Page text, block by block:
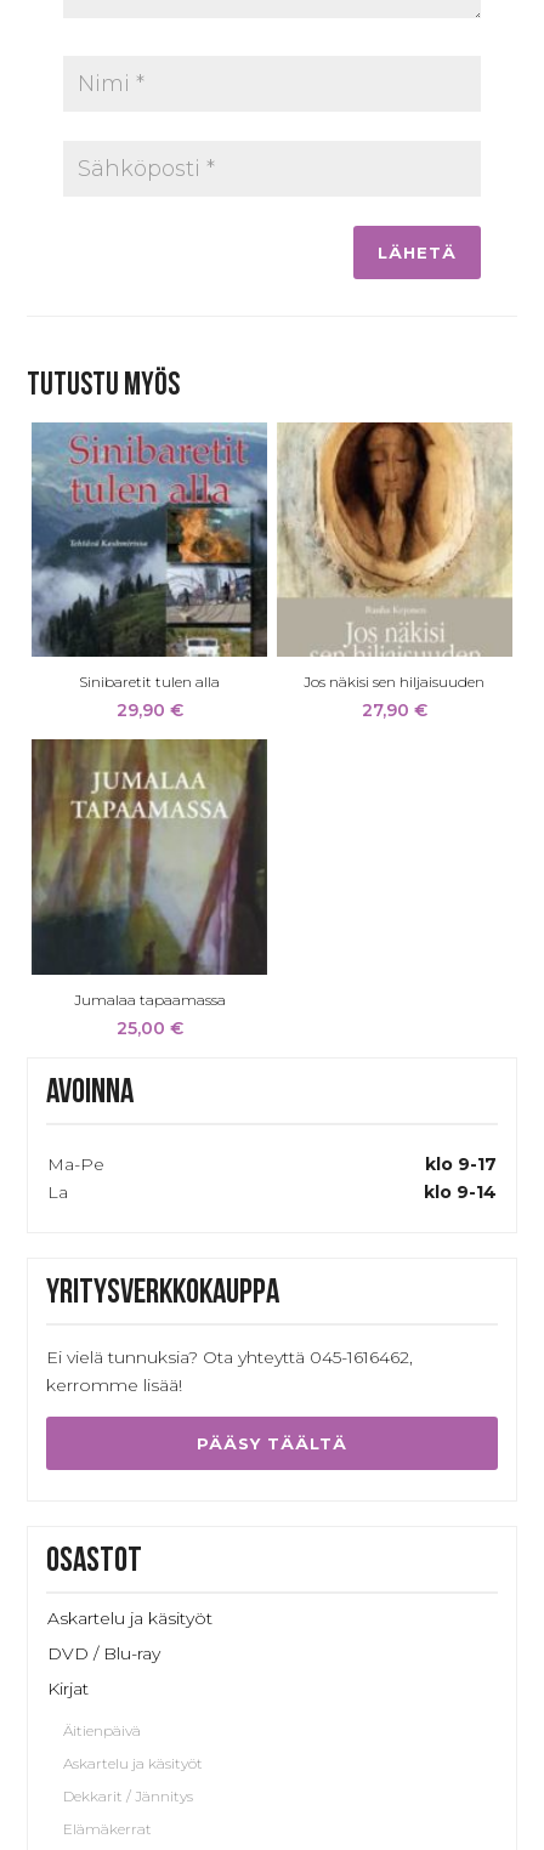
Tutustu myös
Sinibaretit tulen alla
29,90 €
Jos näkisi sen hiljaisuuden
27,90 €
Jumalaa tapaamassa
25,00 €
Avoinna
Ma-Pe
klo 9-17
La
klo 9-14
Yritysverkkokauppa
Ei vielä tunnuksia? Ota yhteyttä 045-1616462,
kerromme lisää!
PÄÄSY TÄÄLTÄ
Osastot
Askartelu ja käsityöt
DVD / Blu-ray
Kirjat
Äitienpäivä
Askartelu ja käsityöt
Dekkarit / Jännitys
Elämäkerrat